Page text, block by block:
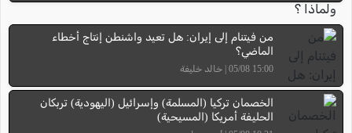
من فيتنام إلى إيران: هل تعيد واشنطن إنتاج أخطاء
الماضي؟
15:00 05/08 | خالد خليفة
الخصمان تركيا (المسلمة) وإسرائيل (اليهودية) تربكان
الحليفة أمريكا (المسيحية)